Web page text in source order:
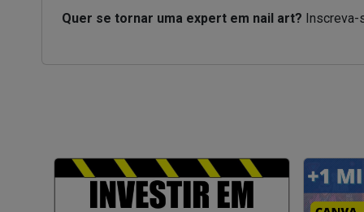
Quer se tornar uma expert em nail art? Inscreva-